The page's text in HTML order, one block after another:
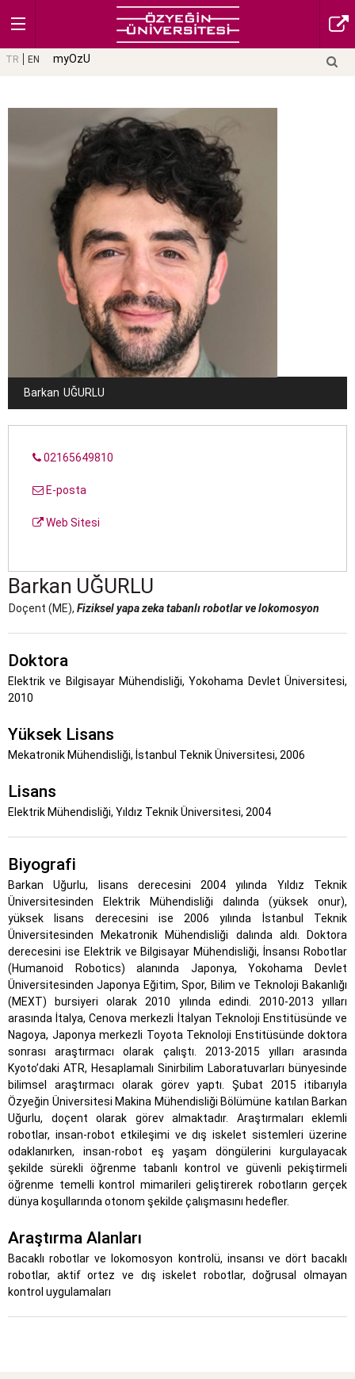
TR EN myOzU
Barkan UĞURLU
02165649810
E-posta
Web Sitesi
Barkan UĞURLU
Doçent (ME), Fiziksel yapa zeka tabanlı robotlar ve lokomosyon
Doktora
Elektrik ve Bilgisayar Mühendisliği, Yokohama Devlet Üniversitesi,
2010
Yüksek Lisans
Mekatronik Mühendisliği, İstanbul Teknik Üniversitesi, 2006
Lisans
Elektrik Mühendisliği, Yıldız Teknik Üniversitesi, 2004
Biyografi
Barkan Uğurlu, lisans derecesini 2004 yılında Yıldız Teknik
Üniversitesinden Elektrik Mühendisliği dalında (yüksek onur),
yüksek lisans derecesini ise 2006 yılında İstanbul Teknik
Üniversitesinden Mekatronik Mühendisliği dalında aldı. Doktora
derecesini ise Elektrik ve Bilgisayar Mühendisliği, İnsansı Robotlar
(Humanoid Robotics) alanında Japonya, Yokohama Devlet
Üniversitesinden Japonya Eğitim, Spor, Bilim ve Teknoloji Bakanlığı
(MEXT) bursiyeri olarak 2010 yılında edindi. 2010-2013 yılları
arasında İtalya, Cenova merkezli İtalyan Teknoloji Enstitüsünde ve
Nagoya, Japonya merkezli Toyota Teknoloji Enstitüsünde doktora
sonrası araştırmacı olarak çalıştı. 2013-2015 yılları arasında
Kyoto’daki ATR, Hesaplamalı Sinirbilim Laboratuvarları bünyesinde
bilimsel araştırmacı olarak görev yaptı. Şubat 2015 itibarıyla
Özyeğin Üniversitesi Makina Mühendisliği Bölümüne katılan Barkan
Uğurlu, doçent olarak görev almaktadır. Araştırmaları eklemli
robotlar, insan-robot etkileşimi ve dış iskelet sistemleri üzerine
odaklanırken, insan-robot eş yaşam döngülerini kurgulayacak
şekilde sürekli öğrenme tabanlı kontrol ve güvenli pekiştirmeli
öğrenme temelli kontrol mimarileri geliştirerek robotların gerçek
dünya koşullarında otonom şekilde çalışmasını hedefler.
Araştırma Alanları
Bacaklı robotlar ve lokomosyon kontrolü, insansı ve dört bacaklı
robotlar, aktif ortez ve dış iskelet robotlar, doğrusal olmayan
kontrol uygulamaları